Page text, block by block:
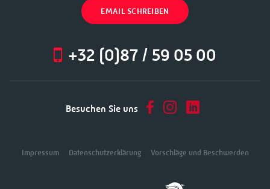
EMAIL SCHREIBEN
+32 (0)87 / 59 05 00
Besuchen Sie uns
Impressum Datenschutzerklärung Vorschläge und Beschwerden